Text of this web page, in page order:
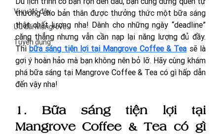
Vi vu đó đây
Ưu đãi Mangrove
Tuyển dụng
thưởng cho bản thân được thưởng thức một bữa sáng
thật chất lượng nha! Dành cho những ngày “deadline”
căng thẳng nhưng vẫn cần nạp lại năng lượng đủ đầy.
Thì bữa sáng tiện lợi tại Mangrove Coffee & Tea sẽ là
gợi ý hoàn hảo mà bạn không nên bỏ lỡ. Hãy cùng khám
phá bữa sáng tại Mangrove Coffee & Tea có gì hấp dẫn
đến vậy nha!
1. Bữa sáng tiện lợi tại
Mangrove Coffee & Tea có gì